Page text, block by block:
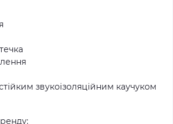
звукоізоляційним каучуком